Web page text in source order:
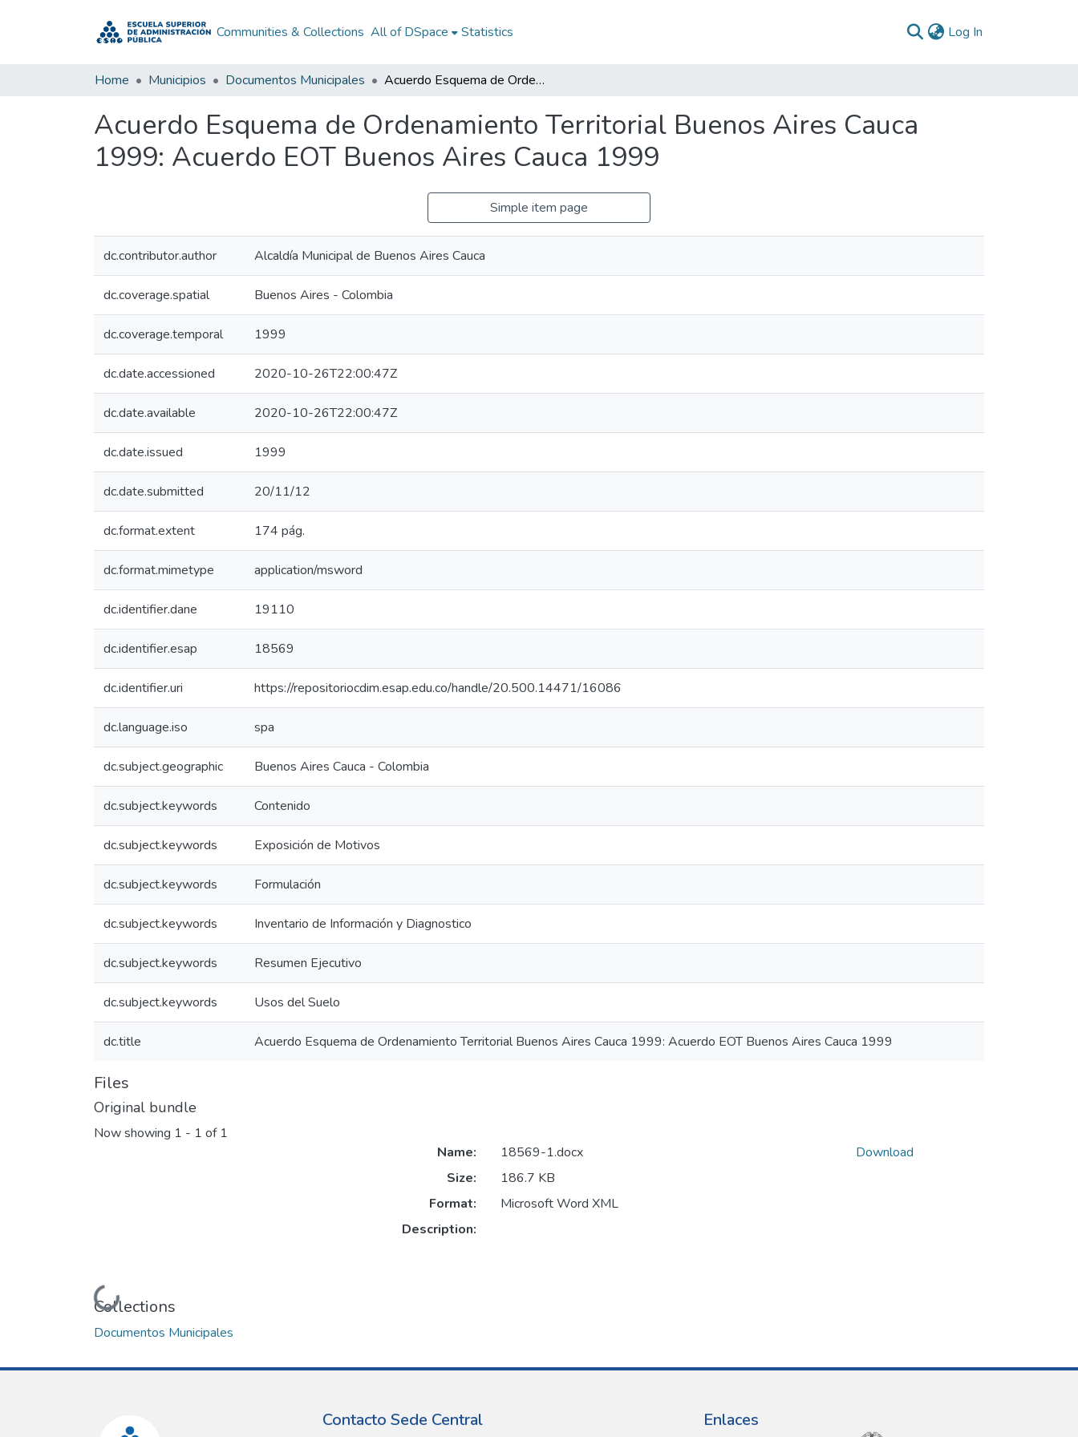
Communities & Collections All of DSpace Statistics Log In
Home Municipios Documentos Municipales Acuerdo Esquema de Ordenamiento Territorial Buenos Aires Cauca 1999: Acuerdo EOT Buenos Aires Cauca 1999
Acuerdo Esquema de Ordenamiento Territorial Buenos Aires Cauca
1999: Acuerdo EOT Buenos Aires Cauca 1999
Simple item page
dc.contributor.author Alcaldía Municipal de Buenos Aires Cauca
dc.coverage.spatial Buenos Aires - Colombia
dc.coverage.temporal 1999
dc.date.accessioned 2020-10-26T22:00:47Z
dc.date.available 2020-10-26T22:00:47Z
dc.date.issued 1999
dc.date.submitted 20/11/12
dc.format.extent 174 pág.
dc.format.mimetype application/msword
dc.identifier.dane 19110
dc.identifier.esap 18569
dc.identifier.uri https://repositoriocdim.esap.edu.co/handle/20.500.14471/16086
dc.language.iso spa
dc.subject.geographic Buenos Aires Cauca - Colombia
dc.subject.keywords Contenido
dc.subject.keywords Exposición de Motivos
dc.subject.keywords Formulación
dc.subject.keywords Inventario de Información y Diagnostico
dc.subject.keywords Resumen Ejecutivo
dc.subject.keywords Usos del Suelo
dc.title Acuerdo Esquema de Ordenamiento Territorial Buenos Aires Cauca 1999: Acuerdo EOT Buenos Aires Cauca 1999
Files
Original bundle
Now showing 1 - 1 of 1
Loading...
Name:
18569-1.docx
Size:
186.7 KB
Format:
Microsoft Word XML
Description:
Download
Collections
Documentos Municipales
Contacto Sede Central Enlaces